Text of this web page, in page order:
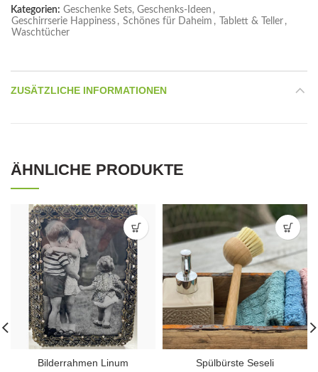
Kategorien: Geschenke Sets, Geschenks-Ideen ,
Geschirrserie Happiness , Schönes für Daheim , Tablett & Teller ,
Waschtücher
ZUSÄTZLICHE INFORMATIONEN
ÄHNLICHE PRODUKTE
Bilderrahmen Linum Spülbürste Seseli